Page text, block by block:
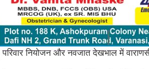
नियोजन और नवजात देखभाल में